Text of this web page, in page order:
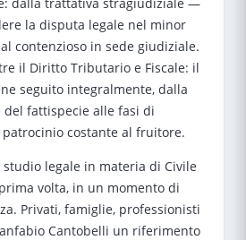
la disputa legale nel minor
contenzioso in sede giudiziale.
il Diritto Tributario e Fiscale: il
seguito integralmente, dalla
fattispecie alle fasi di
costante al fruitore.
legale in materia di Civile
volta, in un momento di
Privati, famiglie, professionisti
Cantobelli un riferimento